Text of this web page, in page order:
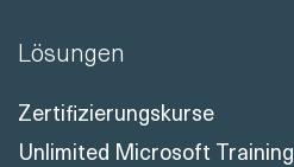
Lösungen
Zertifizierungskurse
Unlimited Microsoft Training